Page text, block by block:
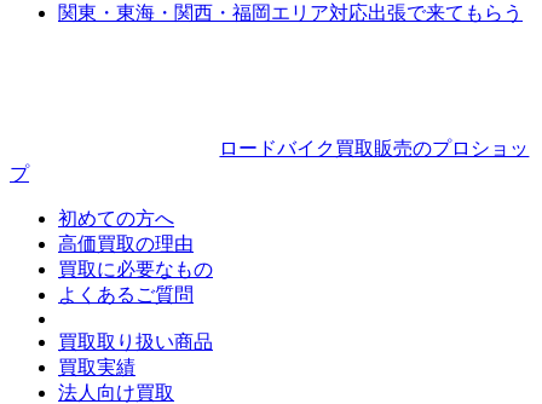
関東・東海・関西・福岡エリア対応出張で来てもらう
ロードバイク買取販売のプロショッ
プ
初めての方へ
高価買取の理由
買取に必要なもの
よくあるご質問
買取取り扱い商品
買取実績
法人向け買取